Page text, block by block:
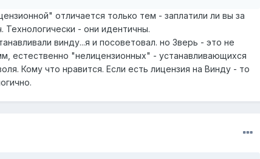
отличается только тем - заплатили ли вы за
Технологически - они идентичны.
винду...я и посоветовал. но Зверь - это не
естественно "нелицензионных" - устанавливающихся
Кому что нравится. Если есть лицензия на Винду - то